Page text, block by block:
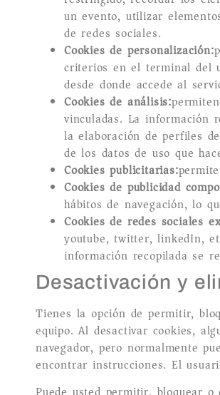
un evento, utilizar
de redes sociales.
Cookies de personalización:
criterios en el terminal del
desde donde accede al
Cookies de análisis:
vinculadas. La información
la elaboración de perfiles
de los datos de uso que
Cookies publicitarias:
Cookies de publicidad
hábitos de navegación, lo
Cookies de redes sociales
youtube, twitter, linkedIn,
información recopilada se
Desactivación y
Tienes la opción de permitir,
equipo. Al desactivar cookies,
navegador, pero normalmente
encontrar instrucciones. El